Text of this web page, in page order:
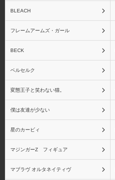
BLEACH
フレームアームズ・ガール
BECK
ベルセルク
変態王子と笑わない猫。
僕は友達が少ない
星のカービィ
マジンガーZ フィギュア
マブラヴ オルタネイティヴ